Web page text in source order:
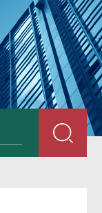
JDT-WN-Q20S食品